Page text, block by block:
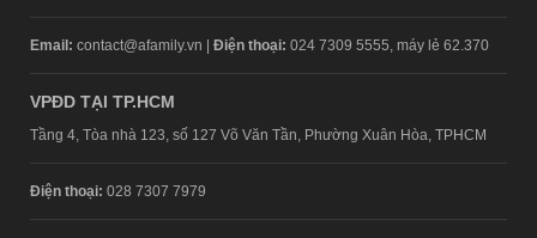
Email: contact@afamily.vn | Điện thoại: 024 7309 5555, máy lẻ 62.370
VPĐD TẠI TP.HCM
Tầng 4, Tòa nhà 123, số 127 Võ Văn Tần, Phường Xuân Hòa, TPHCM
Điện thoại: 028 7307 7979